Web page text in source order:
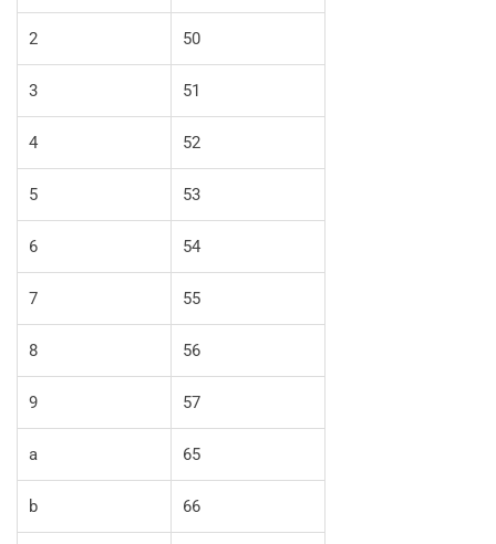
2 50
3 51
4 52
5 53
6 54
7 55
8 56
9 57
a 65
b 66